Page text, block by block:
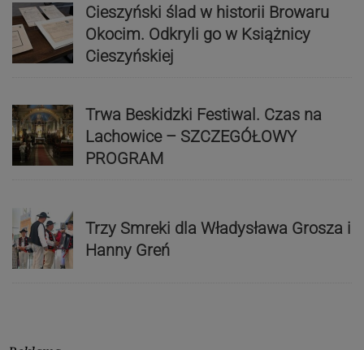
Cieszyński ślad w historii Browaru
Okocim. Odkryli go w Książnicy
Cieszyńskiej
Trwa Beskidzki Festiwal. Czas na
Lachowice – SZCZEGÓŁOWY
PROGRAM
Trzy Smreki dla Władysława Grosza i
Hanny Greń